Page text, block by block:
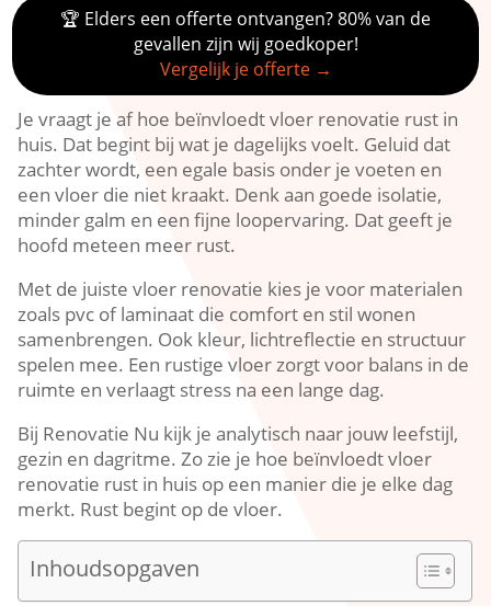
🏆 Elders een offerte ontvangen? 80% van de
gevallen zijn wij goedkoper!
Vergelijk je offerte →
Je vraagt je af hoe beïnvloedt vloer renovatie rust in
huis.​ Dat begint bij wat je dagelijks voelt.​ Geluid dat
zachter wordt, een egale basis onder je voeten en
een vloer die niet kraakt.​ Denk aan goede isolatie,
minder galm en een fijne loopervaring.​ Dat geeft je
hoofd meteen meer rust.​
Met de juiste vloer renovatie kies je voor materialen
zoals pvc of laminaat die comfort en stil wonen
samenbrengen.​ Ook kleur, lichtreflectie en structuur
spelen mee.​ Een rustige vloer zorgt voor balans in de
ruimte en verlaagt stress na een lange dag.​
Bij Renovatie Nu kijk je analytisch naar jouw leefstijl,
gezin en dagritme.​ Zo zie je hoe beïnvloedt vloer
renovatie rust in huis op een manier die je elke dag
merkt.​ Rust begint op de vloer.​
Inhoudsopgaven